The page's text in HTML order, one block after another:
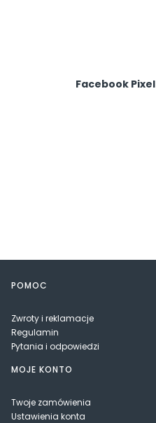
Facebook Pixel
Linki w stopce
POMOC
Zwroty i reklamacje
Regulamin
Pytania i odpowiedzi
MOJE KONTO
Twoje zamówienia
Ustawienia konta